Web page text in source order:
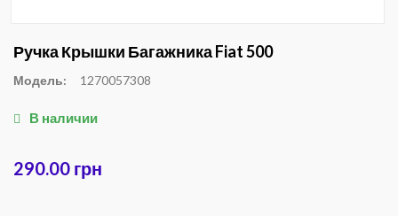
Ручка Крышки Багажника Fiat 500
Модель: 1270057308
В наличии
290.00 грн